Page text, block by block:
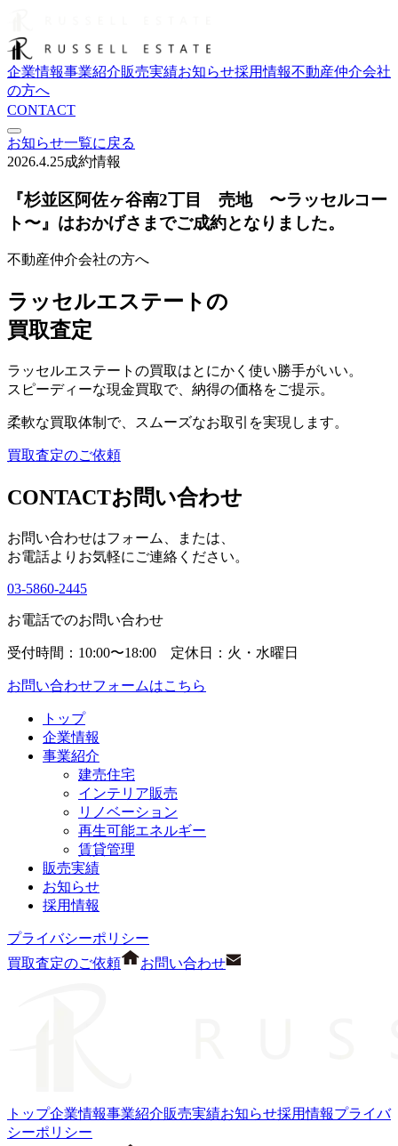
企業情報事業紹介販売実績お知らせ採用情報不動産仲介会社
の方へ
CONTACT
お知らせ一覧に戻る
2026.4.25成約情報
『杉並区阿佐ヶ谷南2丁目 売地 〜ラッセルコー
ト〜』はおかげさまでご成約となりました。
不動産仲介会社の方へ
ラッセルエステートの
買取査定
ラッセルエステートの買取はとにかく使い勝手がいい。
スピーディーな現金買取で、納得の価格をご提示。
柔軟な買取体制で、スムーズなお取引を実現します。
買取査定のご依頼
CONTACTお問い合わせ
お問い合わせはフォーム、または、
お電話よりお気軽にご連絡ください。
03-5860-2445
お電話でのお問い合わせ
受付時間：10:00〜18:00 定休日：火・水曜日
お問い合わせフォームはこちら
トップ
企業情報
事業紹介
建売住宅
インテリア販売
リノベーション
再生可能エネルギー
賃貸管理
販売実績
お知らせ
採用情報
プライバシーポリシー
買取査定のご依頼
お問い合わせ
トップ企業情報事業紹介販売実績お知らせ採用情報プライバ
シーポリシー